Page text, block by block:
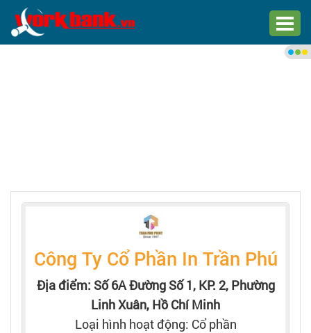
Trang chủ
Tìm việc làm
Công Ty Cổ Phần In Trần Phú
Địa điểm: Số 6A Đường Số 1, KP. 2, Phường
Linh Xuân, Hồ Chí Minh
Loại hình hoạt động: Cổ phần